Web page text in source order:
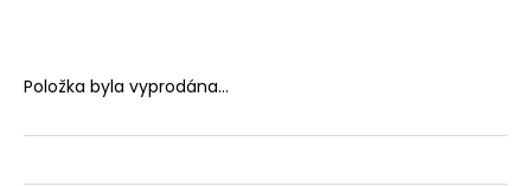
Položka byla vyprodána…
VELO
PŘEDPLATNÉ